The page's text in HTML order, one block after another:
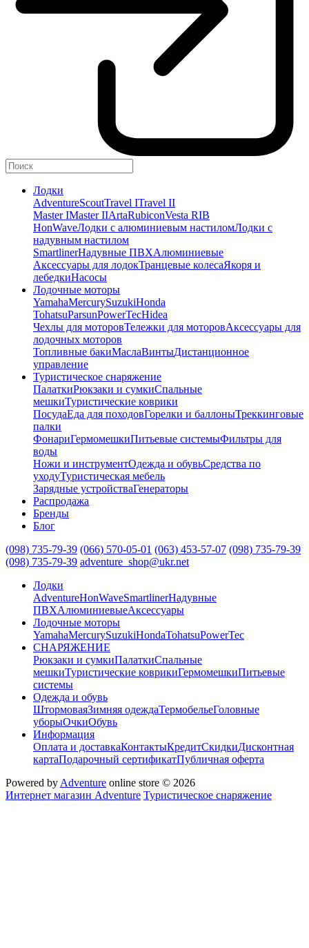
Лодки
AdventureScoutTravel ITravel II
Master IMaster IIArtaRubiconVesta RIB
HonWaveЛодки с алюминиевым настиломЛодки с
надувным настилом
SmartlinerНадувные ПВХАлюминиевые
Аксессуары для лодокТранцевые колесаЯкоря и
лебедкиНасосы
Лодочные моторы
YamahaMercurySuzukiHonda
TohatsuParsunPowerTecHidea
Чехлы для моторовТележки для моторовАксессуары для
лодочных моторов
Топливные бакиМаслаВинтыДистанционное
управление
Туристическое снаряжение
ПалаткиРюкзаки и сумкиСпальные
мешкиТуристические коврики
ПосудаЕда для походовГорелки и баллоныТреккинговые
палки
ФонариГермомешкиПитьевые системыФильтры для
воды
Ножи и инструментОдежда и обувьСредства по
уходуТуристическая мебель
Зарядные устройстваГенераторы
Распродажа
Бренды
Блог
(098) 735-79-39 (066) 570-05-01 (063) 453-57-07 (098) 735-79-39
(098) 735-79-39 adventure_shop@ukr.net
Лодки
AdventureHonWaveSmartlinerНадувные
ПВХАлюминиевыеАксессуары
Лодочные моторы
YamahaMercurySuzukiHondaTohatsuPowerTec
СНАРЯЖЕНИЕ
Рюкзаки и сумкиПалаткиСпальные
мешкиТуристические коврикиГермомешкиПитьевые
системы
Одежда и обувь
ШтормоваяЗимняя одеждаТермобельеГоловные
уборыОчкиОбувь
Информация
Оплата и доставкаКонтактыКредитСкидкиДисконтная
картаПодарочный сертификатПубличная оферта
Powered by Adventure online store © 2026
Интернет магазин Adventure Туристическое снаряжение